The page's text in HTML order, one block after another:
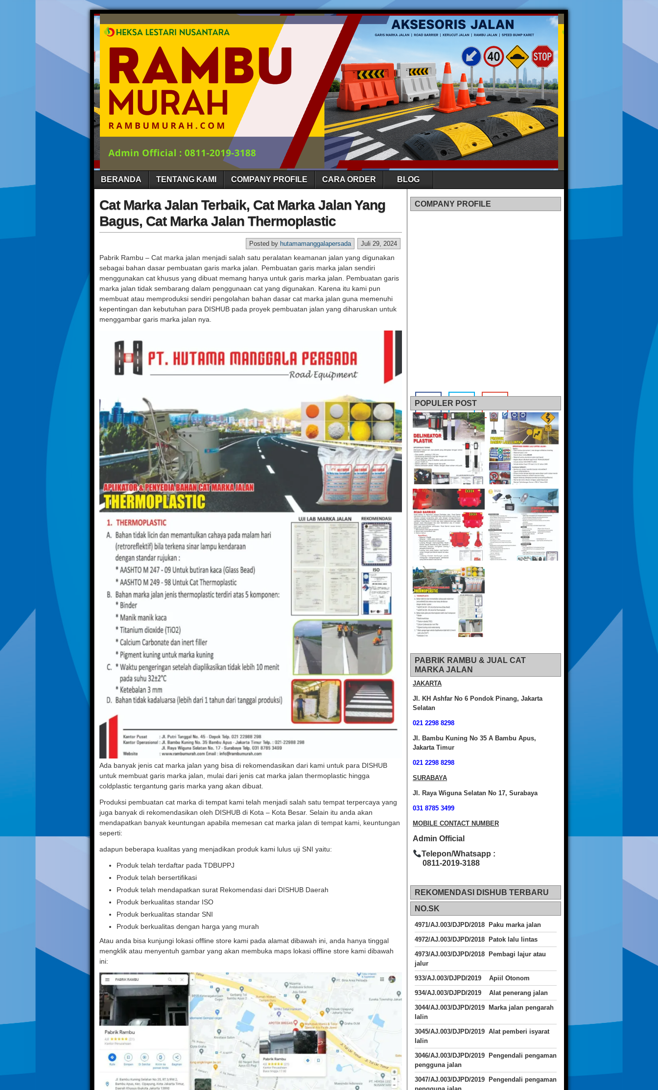
BERANDA TENTANG KAMI COMPANY PROFILE CARA ORDER BLOG
Cat Marka Jalan Terbaik, Cat Marka Jalan Yang
Bagus, Cat Marka Jalan Thermoplastic
Juli 29, 2024
Posted by hutamamanggalapersada
Pabrik Rambu – Cat marka jalan menjadi salah satu peralatan keamanan jalan yang digunakan
sebagai bahan dasar pembuatan garis marka jalan. Pembuatan garis marka jalan sendiri
menggunakan cat khusus yang dibuat memang hanya untuk garis marka jalan. Pembuatan garis
marka jalan tidak sembarang dalam penggunaan cat yang digunakan. Karena itu kami pun
membuat atau memproduksi sendiri pengolahan bahan dasar cat marka jalan guna memenuhi
kepentingan dan kebutuhan para DISHUB pada proyek pembuatan jalan yang diharuskan untuk
menggambar garis marka jalan nya.
Ada banyak jenis cat marka jalan yang bisa di rekomendasikan dari kami untuk para DISHUB
untuk membuat garis marka jalan, mulai dari jenis cat marka jalan thermoplastic hingga
coldplastic tergantung garis marka yang akan dibuat.
Produksi pembuatan cat marka di tempat kami telah menjadi salah satu tempat terpercaya yang
juga banyak di rekomendasikan oleh DISHUB di Kota – Kota Besar. Selain itu anda akan
mendapatkan banyak keuntungan apabila memesan cat marka jalan di tempat kami, keuntungan
seperti:
adapun beberapa kualitas yang menjadikan produk kami lulus uji SNI yaitu:
Produk telah terdaftar pada TDBUPPJ
Produk telah bersertifikasi
Produk telah mendapatkan surat Rekomendasi dari DISHUB Daerah
Produk berkualitas standar ISO
Produk berkualitas standar SNI
Produk berkualitas dengan harga yang murah
Atau anda bisa kunjungi lokasi offline store kami pada alamat dibawah ini, anda hanya tinggal
mengklik atau menyentuh gambar yang akan membuka maps lokasi offline store kami dibawah
ini:
COMPANY PROFILE
POPULER POST
PABRIK RAMBU & JUAL CAT
MARKA JALAN
JAKARTA
Jl. KH Ashfar No 6 Pondok Pinang, Jakarta
Selatan
021 2298 8298
Jl. Bambu Kuning No 35 A Bambu Apus,
Jakarta Timur
021 2298 8298
SURABAYA
Jl. Raya Wiguna Selatan No 17, Surabaya
031 8785 3499
MOBILE CONTACT NUMBER
Admin Official
Telepon/Whatsapp :
0811-2019-3188
REKOMENDASI DISHUB TERBARU
NO.SK
4971/AJ.003/DJPD/2018 Paku marka jalan
4972/AJ.003/DJPD/2018 Patok lalu lintas
4973/AJ.003/DJPD/2018
Pembagi lajur atau
jalur
933/AJ.003/DJPD/2019 Apiil Otonom
934/AJ.003/DJPD/2019 Alat penerang jalan
3044/AJ.003/DJPD/2019 Marka jalan pengarah
lalin
3045/AJ.003/DJPD/2019 Alat pemberi isyarat
lalin
3046/AJ.003/DJPD/2019 Pengendali pengaman
pengguna jalan
3047/AJ.003/DJPD/2019 Pengendali pengaman